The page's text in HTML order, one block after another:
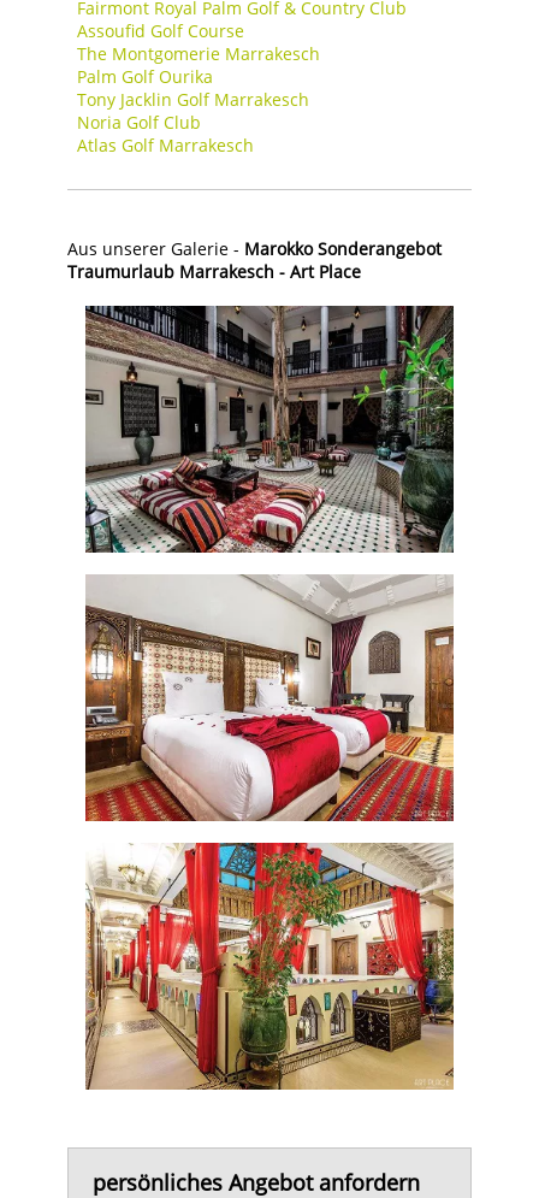
Fairmont Royal Palm Golf & Country Club
Assoufid Golf Course
The Montgomerie Marrakesch
Palm Golf Ourika
Tony Jacklin Golf Marrakesch
Noria Golf Club
Atlas Golf Marrakesch
Aus unserer Galerie - Marokko Sonderangebot
Traumurlaub Marrakesch - Art Place
persönliches Angebot anfordern